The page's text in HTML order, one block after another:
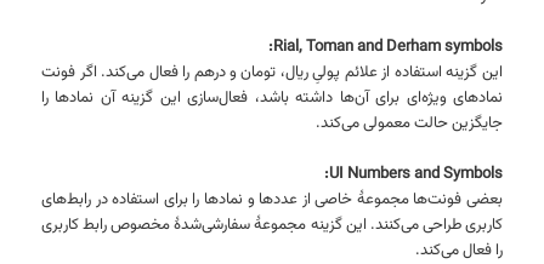
Rial, Toman and Derham symbols:
این گزینه استفاده از علائم پولیِ ریال، تومان و درهم را فعال می‌کند. اگر فونت
نمادهای ویژه‌ای برای آن‌ها داشته باشد، فعال‌سازی این گزینه آن نمادها را
جایگزین حالت معمولی می‌کند.
UI Numbers and Symbols:
بعضی فونت‌ها مجموعهٔ خاصی از عددها و نمادها را برای استفاده در رابط‌های
کاربری طراحی می‌کنند. این گزینه مجموعهٔ سفارشی‌شدهٔ مخصوص رابط کاربری
را فعال می‌کند.